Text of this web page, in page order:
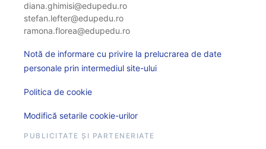
diana.ghimisi@edupedu.ro
stefan.lefter@edupedu.ro
ramona.florea@edupedu.ro
Notă de informare cu privire la prelucrarea de date
personale prin intermediul site-ului
Politica de cookie
Modifică setarile cookie-urilor
PUBLICITATE ȘI PARTENERIATE